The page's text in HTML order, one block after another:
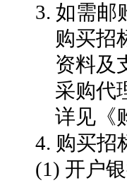
3. 如需邮
购买招
资料及
采购代
详见《
4. 购买招
(1) 开户